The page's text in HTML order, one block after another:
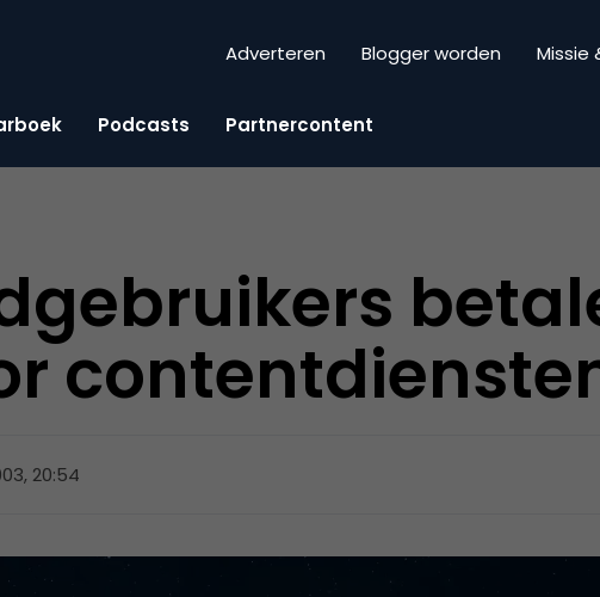
Adverteren Blogger worden Missie
Podcasts Partnercontent
20:54